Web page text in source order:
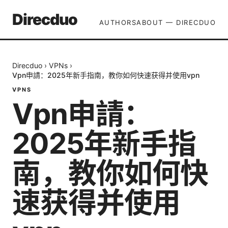
Direcduo AUTHORSABOUT — DIRECDUO
Direcduo › VPNs ›
Vpn申請：2025年新手指南，教你如何快速获得并使用vpn
VPNS
Vpn申請：
2025年新手指
南，教你如何快
速获得并使用